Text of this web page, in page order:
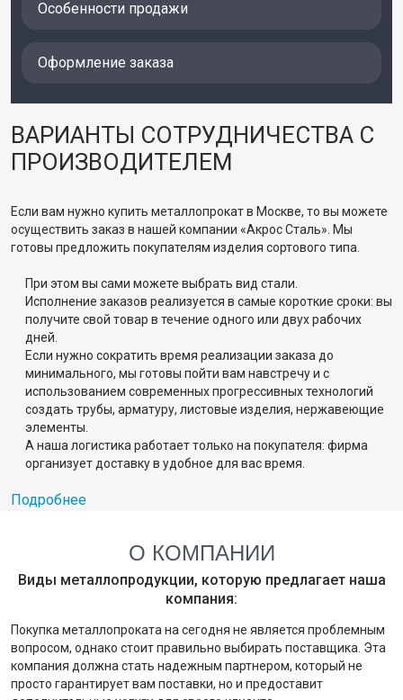
Особенности продажи
Оформление заказа
ВАРИАНТЫ СОТРУДНИЧЕСТВА С
ПРОИЗВОДИТЕЛЕМ
Если вам нужно купить металлопрокат в Москве, то вы можете
осуществить заказ в нашей компании «Акрос Сталь». Мы
готовы предложить покупателям изделия сортового типа.
При этом вы сами можете выбрать вид стали.
Исполнение заказов реализуется в самые короткие сроки: вы
получите свой товар в течение одного или двух рабочих
дней.
Если нужно сократить время реализации заказа до
минимального, мы готовы пойти вам навстречу и с
использованием современных прогрессивных технологий
создать трубы, арматуру, листовые изделия, нержавеющие
элементы.
А наша логистика работает только на покупателя: фирма
организует доставку в удобное для вас время.
Подробнее
О КОМПАНИИ
Виды металлопродукции, которую предлагает наша
компания:
Покупка металлопроката на сегодня не является проблемным
вопросом, однако стоит правильно выбирать поставщика. Эта
компания должна стать надежным партнером, который не
просто гарантирует вам поставки, но и предоставит